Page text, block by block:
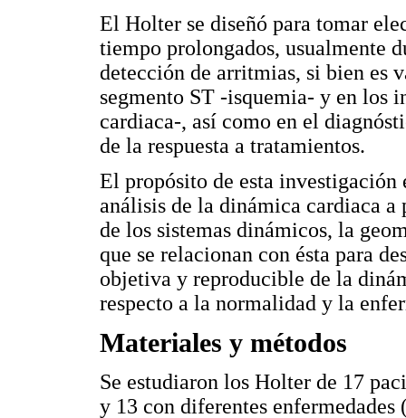
El Holter se diseñó para tomar
tiempo prolongados, usualmente
detección de arritmias, si bien es
segmento ST -isquemia- y en los
cardiaca-, así como en el
de la respuesta a tratamientos.
El propósito de esta investigación
análisis de la dinámica cardiaca
de los sistemas dinámicos, la
que se relacionan con ésta para
objetiva y reproducible de la
respecto a la normalidad y la
Materiales y métodos
Se estudiaron los Holter de 17
y 13 con diferentes enfermedades